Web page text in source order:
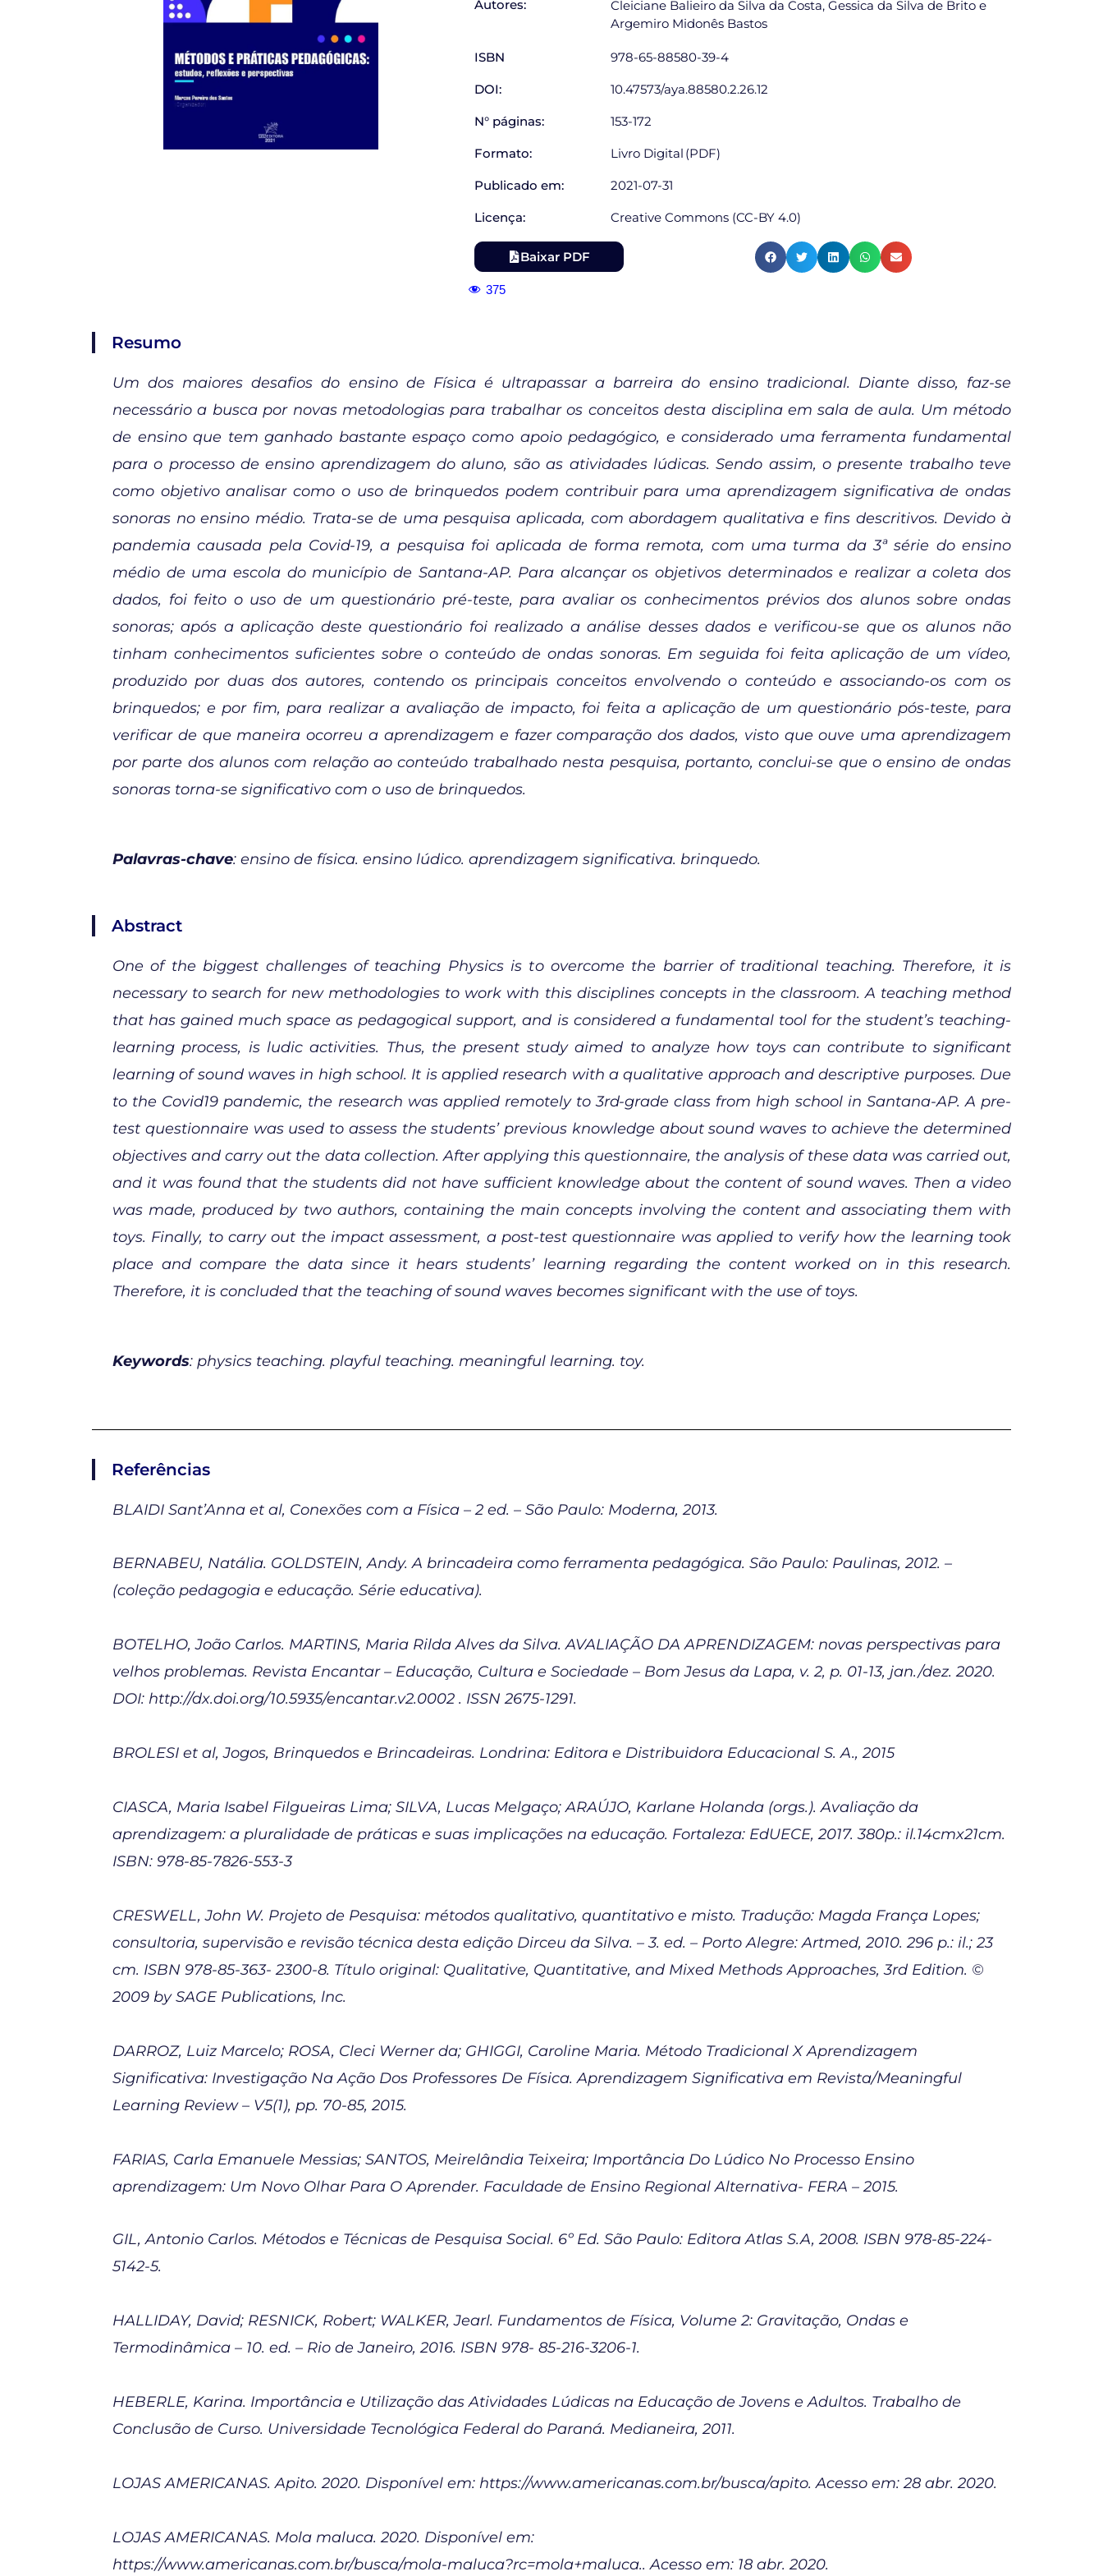
Autores:
Cleiciane Balieiro da Silva da Costa, Gessica da Silva de Brito e
Argemiro Midonês Bastos
ISBN 978-65-88580-39-4
DOI: 10.47573/aya.88580.2.26.12
N° páginas: 153-172
Formato: Livro Digital (PDF)
Publicado em: 2021-07-31
Licença: Creative Commons (CC-BY 4.0)
Baixar PDF
375
Resumo
Um dos maiores desafios do ensino de Física é ultrapassar a barreira do ensino tradicional. Diante disso, faz-se
necessário a busca por novas metodologias para trabalhar os conceitos desta disciplina em sala de aula. Um método
de ensino que tem ganhado bastante espaço como apoio pedagógico, e considerado uma ferramenta fundamental
para o processo de ensino aprendizagem do aluno, são as atividades lúdicas. Sendo assim, o presente trabalho teve
como objetivo analisar como o uso de brinquedos podem contribuir para uma aprendizagem significativa de ondas
sonoras no ensino médio. Trata-se de uma pesquisa aplicada, com abordagem qualitativa e fins descritivos. Devido à
pandemia causada pela Covid-19, a pesquisa foi aplicada de forma remota, com uma turma da 3ª série do ensino
médio de uma escola do município de Santana-AP. Para alcançar os objetivos determinados e realizar a coleta dos
dados, foi feito o uso de um questionário pré-teste, para avaliar os conhecimentos prévios dos alunos sobre ondas
sonoras; após a aplicação deste questionário foi realizado a análise desses dados e verificou-se que os alunos não
tinham conhecimentos suficientes sobre o conteúdo de ondas sonoras. Em seguida foi feita aplicação de um vídeo,
produzido por duas dos autores, contendo os principais conceitos envolvendo o conteúdo e associando-os com os
brinquedos; e por fim, para realizar a avaliação de impacto, foi feita a aplicação de um questionário pós-teste, para
verificar de que maneira ocorreu a aprendizagem e fazer comparação dos dados, visto que ouve uma aprendizagem
por parte dos alunos com relação ao conteúdo trabalhado nesta pesquisa, portanto, conclui-se que o ensino de ondas
sonoras torna-se significativo com o uso de brinquedos.
Palavras-chave: ensino de física. ensino lúdico. aprendizagem significativa. brinquedo.
Abstract
One of the biggest challenges of teaching Physics is to overcome the barrier of traditional teaching. Therefore, it is
necessary to search for new methodologies to work with this disciplines concepts in the classroom. A teaching method
that has gained much space as pedagogical support, and is considered a fundamental tool for the student’s teaching-
learning process, is ludic activities. Thus, the present study aimed to analyze how toys can contribute to significant
learning of sound waves in high school. It is applied research with a qualitative approach and descriptive purposes. Due
to the Covid19 pandemic, the research was applied remotely to 3rd-grade class from high school in Santana-AP. A pre-
test questionnaire was used to assess the students’ previous knowledge about sound waves to achieve the determined
objectives and carry out the data collection. After applying this questionnaire, the analysis of these data was carried out,
and it was found that the students did not have sufficient knowledge about the content of sound waves. Then a video
was made, produced by two authors, containing the main concepts involving the content and associating them with
toys. Finally, to carry out the impact assessment, a post-test questionnaire was applied to verify how the learning took
place and compare the data since it hears students’ learning regarding the content worked on in this research.
Therefore, it is concluded that the teaching of sound waves becomes significant with the use of toys.
Keywords: physics teaching. playful teaching. meaningful learning. toy.
Referências
BLAIDI Sant’Anna et al, Conexões com a Física – 2 ed. – São Paulo: Moderna, 2013.
BERNABEU, Natália. GOLDSTEIN, Andy. A brincadeira como ferramenta pedagógica. São Paulo: Paulinas, 2012. –
(coleção pedagogia e educação. Série educativa).
BOTELHO, João Carlos. MARTINS, Maria Rilda Alves da Silva. AVALIAÇÃO DA APRENDIZAGEM: novas perspectivas para
velhos problemas. Revista Encantar – Educação, Cultura e Sociedade – Bom Jesus da Lapa, v. 2, p. 01-13, jan./dez. 2020.
DOI: http://dx.doi.org/10.5935/encantar.v2.0002 . ISSN 2675-1291.
BROLESI et al, Jogos, Brinquedos e Brincadeiras. Londrina: Editora e Distribuidora Educacional S. A., 2015
CIASCA, Maria Isabel Filgueiras Lima; SILVA, Lucas Melgaço; ARAÚJO, Karlane Holanda (orgs.). Avaliação da
aprendizagem: a pluralidade de práticas e suas implicações na educação. Fortaleza: EdUECE, 2017. 380p.: il.14cmx21cm.
ISBN: 978-85-7826-553-3
CRESWELL, John W. Projeto de Pesquisa: métodos qualitativo, quantitativo e misto. Tradução: Magda França Lopes;
consultoria, supervisão e revisão técnica desta edição Dirceu da Silva. – 3. ed. – Porto Alegre: Artmed, 2010. 296 p.: il.; 23
cm. ISBN 978-85-363- 2300-8. Título original: Qualitative, Quantitative, and Mixed Methods Approaches, 3rd Edition. ©
2009 by SAGE Publications, lnc.
DARROZ, Luiz Marcelo; ROSA, Cleci Werner da; GHIGGI, Caroline Maria. Método Tradicional X Aprendizagem
Significativa: Investigação Na Ação Dos Professores De Física. Aprendizagem Significativa em Revista/Meaningful
Learning Review – V5(1), pp. 70-85, 2015.
FARIAS, Carla Emanuele Messias; SANTOS, Meirelândia Teixeira; Importância Do Lúdico No Processo Ensino
aprendizagem: Um Novo Olhar Para O Aprender. Faculdade de Ensino Regional Alternativa- FERA – 2015.
GIL, Antonio Carlos. Métodos e Técnicas de Pesquisa Social. 6º Ed. São Paulo: Editora Atlas S.A, 2008. ISBN 978-85-224-
5142-5.
HALLIDAY, David; RESNICK, Robert; WALKER, Jearl. Fundamentos de Física, Volume 2: Gravitação, Ondas e
Termodinâmica – 10. ed. – Rio de Janeiro, 2016. ISBN 978- 85-216-3206-1.
HEBERLE, Karina. Importância e Utilização das Atividades Lúdicas na Educação de Jovens e Adultos. Trabalho de
Conclusão de Curso. Universidade Tecnológica Federal do Paraná. Medianeira, 2011.
LOJAS AMERICANAS. Apito. 2020. Disponível em: https://www.americanas.com.br/busca/apito. Acesso em: 28 abr. 2020.
LOJAS AMERICANAS. Mola maluca. 2020. Disponível em:
https://www.americanas.com.br/busca/mola-maluca?rc=mola+maluca.. Acesso em: 18 abr. 2020.